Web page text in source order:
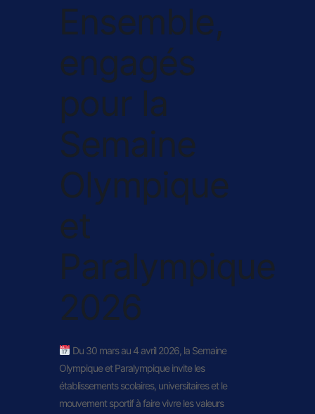
Ensemble,
engagés
pour la
Semaine
Olympique
et
Paralympique
2026
Du 30 mars au 4 avril 2026, la Semaine
Olympique et Paralympique invite les
établissements scolaires, universitaires et le
mouvement sportif à faire vivre les valeurs